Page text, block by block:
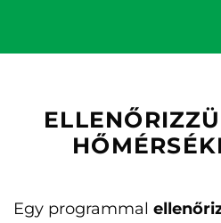
Egy programmal